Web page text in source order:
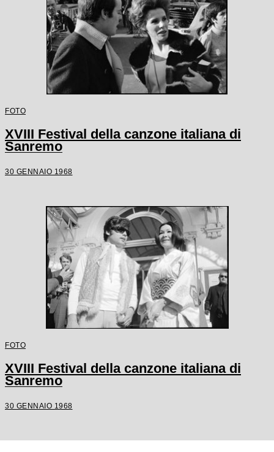
FOTO
XVIII Festival della canzone italiana di
Sanremo
30 GENNAIO 1968
FOTO
XVIII Festival della canzone italiana di
Sanremo
30 GENNAIO 1968